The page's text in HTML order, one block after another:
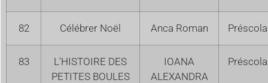
82 Célébrer Noël Anca Roman
83
L'HISTOIRE DES
PETITES BOULES
IOANA
ALEXANDRA